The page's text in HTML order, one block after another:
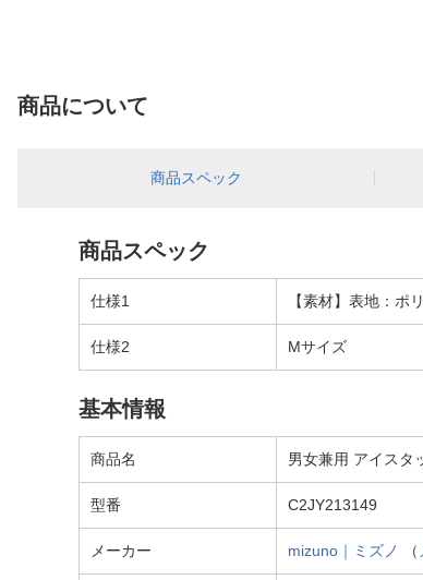
商品について
商品スペック
商品スペック
仕様1 【素材】表地：ポ
仕様2 Mサイズ
基本情報
商品名 男女兼用 アイスタ
型番 C2JY213149
メーカー mizuno｜ミズノ （